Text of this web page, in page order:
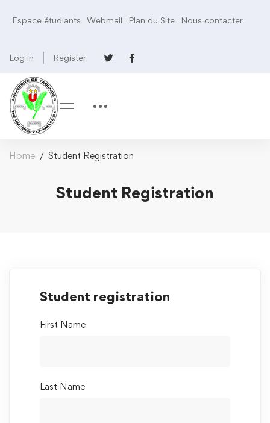
Espace étudiants Webmail Plan du Site Nous contacter
Log in Register
Home Student Registration
Student Registration
Student registration
First Name
Last Name